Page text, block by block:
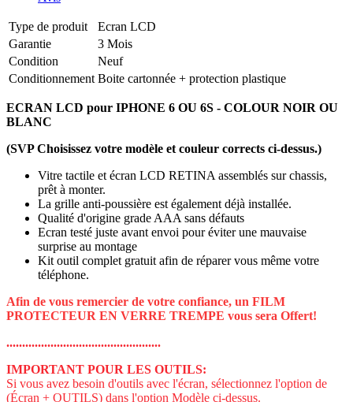
Type de produit
Ecran LCD
Garantie
3 Mois
Condition
Neuf
Conditionnement Boite cartonnée + protection plastique
ECRAN LCD pour IPHONE 6 OU 6S - COLOUR NOIR OU
BLANC
(SVP Choisissez votre modèle et couleur corrects ci-dessus.)
Vitre tactile et écran LCD RETINA assemblés sur chassis,
prêt à monter.
La grille anti-poussière est également déjà installée.
Qualité d'origine grade AAA sans défauts
Ecran testé juste avant envoi pour éviter une mauvaise
surprise au montage
Kit outil complet gratuit afin de réparer vous même votre
téléphone.
Afin de vous remercier de votre confiance, un FILM
PROTECTEUR EN VERRE TREMPE vous sera Offert!
.................................................
IMPORTANT POUR LES OUTILS:
Si vous avez besoin d'outils avec l'écran, sélectionnez l'option de
(Écran + OUTILS) dans l'option Modèle ci-dessus.